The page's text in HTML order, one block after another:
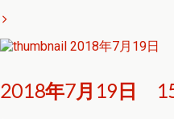
2018年7月19日
2018年7月19日